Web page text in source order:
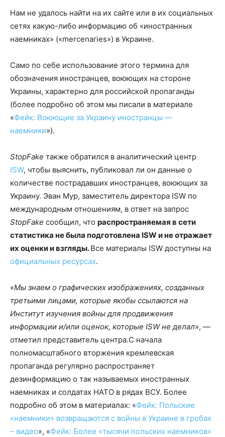
Нам не удалось найти на их сайте или в их социальных
сетях какую-либо информацию об «иностранных
наемниках» («mercenaries») в Украине.
Само по себе использование этого термина для
обозначения иностранцев, воюющих на стороне
Украины, характерно для российской пропаганды
(более подробно об этом мы писали в материале
«Фейк: Воюющие за Украину иностранцы —
наемники»).
StopFake также обратился в аналитический центр
ISW, чтобы выяснить, публиковал ли он данные о
количестве пострадавших иностранцев, воюющих за
Украину. Эван Мур, заместитель директора ISW по
международным отношениям, в ответ на запрос
StopFake сообщил, что распространяемая в сети
статистика не была подготовлена ISW и не отражает
их оценки и взгляды.Все материалы ISW доступны на
официальных ресурсах.
«Мы знаем о графических изображениях, созданных
третьими лицами, которые якобы ссылаются на
Институт изучения войны для продвижения
информации и/или оценок, которые ISW не делал», —
отметил представитель центра.С начала
полномасштабного вторжения кремлевская
пропаганда регулярно распространяет
дезинформацию о так называемых иностранных
наемниках и солдатах НАТО в рядах ВСУ. Более
подробно об этом в материалах: «Фейк: Польские
«наемники» возвращаются с войны в Украине в гробах
– видео», «Фейк: Более «тысячи польских наемников»